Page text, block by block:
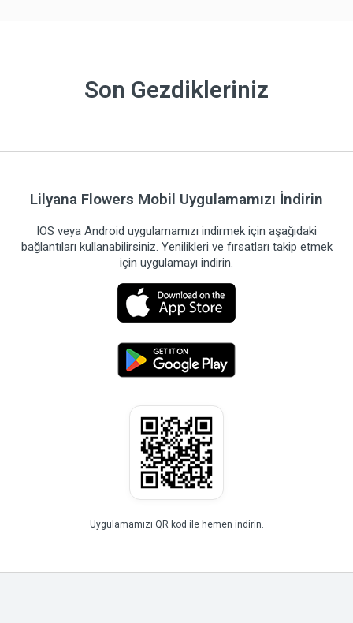
Son Gezdikleriniz
Lilyana Flowers Mobil Uygulamamızı İndirin
IOS veya Android uygulamamızı indirmek için aşağıdaki
bağlantıları kullanabilirsiniz. Yenilikleri ve fırsatları takip etmek
için uygulamayı indirin.
Uygulamamızı QR kod ile hemen indirin.